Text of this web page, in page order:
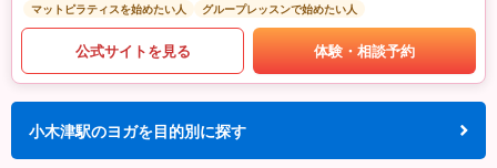
マットピラティスを始めたい人
グループレッスンで始めたい人
公式サイトを見る 体験・相談予約
小木津駅のヨガを目的別に探す